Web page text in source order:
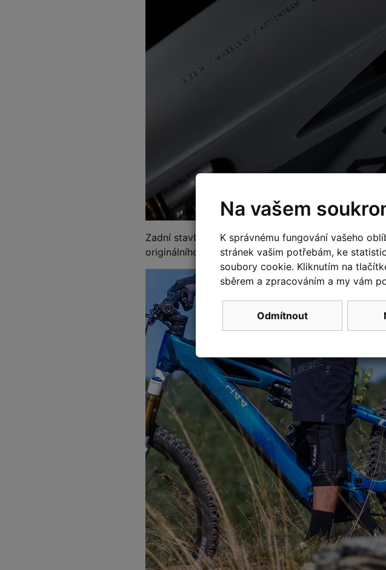
Zadní stavba z hliníku je připravena pro systém
originálního stojanuACID.
Na vašem
K správnému fungování vašeho
stránek vašim potřebám, ke
soubory cookie. Kliknutím na
sběrem a zpracováním a my vám
Odmítnout